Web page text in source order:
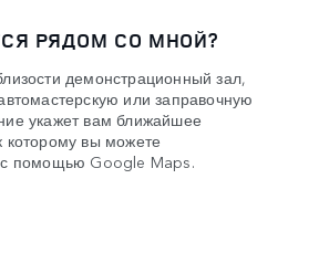
РЯДОМ СО МНОЙ?
демонстрационный зал,
или заправочную
укажет вам ближайшее
которому вы можете
с помощью Google Maps.